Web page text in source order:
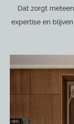
Dat zorgt
expertise en